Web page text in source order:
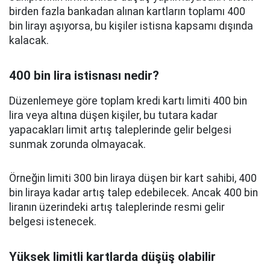
birden fazla bankadan alınan kartların toplamı 400
bin lirayı aşıyorsa, bu kişiler istisna kapsamı dışında
kalacak.
400 bin lira istisnası nedir?
Düzenlemeye göre toplam kredi kartı limiti 400 bin
lira veya altına düşen kişiler, bu tutara kadar
yapacakları limit artış taleplerinde gelir belgesi
sunmak zorunda olmayacak.
Örneğin limiti 300 bin liraya düşen bir kart sahibi, 400
bin liraya kadar artış talep edebilecek. Ancak 400 bin
liranın üzerindeki artış taleplerinde resmi gelir
belgesi istenecek.
Yüksek limitli kartlarda düşüş olabilir